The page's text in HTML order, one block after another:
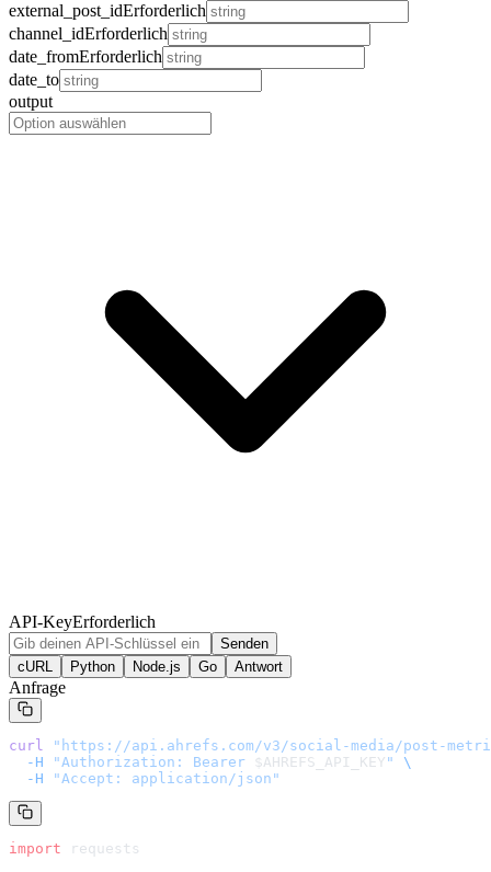
external_post_idErforderlich
channel_idErforderlich
date_fromErforderlich
date_to
output
API-KeyErforderlich
Senden
cURL
Python Node.js Go Antwort
Anfrage
curl " https://api.ahrefs.com/v3/social-media/post-
  -H
"Authorization: Bearer $AHREFS_API_KEY "
\
  -H
"Accept: application/json"
import requests